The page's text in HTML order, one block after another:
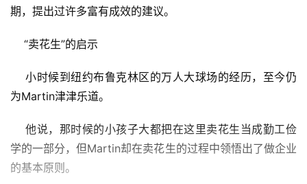
期，提出过许多富有成效的建议。
“卖花生”的启示
小时候到纽约布鲁克林区的万人大球场的经历，至今仍
为Martin津津乐道。
他说，那时候的小孩子大都把在这里卖花生当成勤工俭
学的一部分，但Martin却在卖花生的过程中领悟出了做企业
的基本原则。